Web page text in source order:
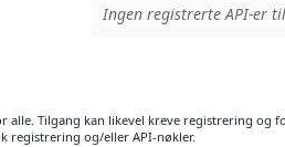
Ingen registrerte API-er
Tilgang kan likevel kreve registrering og
registrering og/eller API-nøkler.